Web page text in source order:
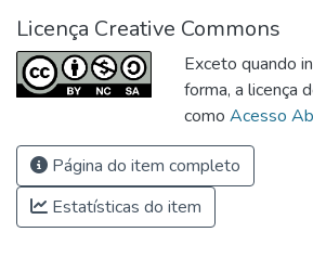
Licença Creative Commons
Exceto quando
forma, a licença
como Acesso
Página do item completo
Estatísticas do item